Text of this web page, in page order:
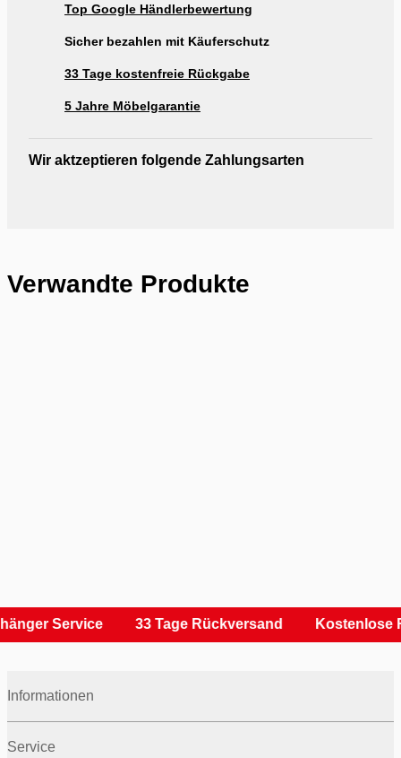
Top Google Händlerbewertung
Sicher bezahlen mit Käuferschutz
33 Tage kostenfreie Rückgabe
5 Jahre Möbelgarantie
Wir aktzeptieren folgende Zahlungsarten
Verwandte Produkte
Service 33 Tage Rückversand Kostenlose
Informationen
Service